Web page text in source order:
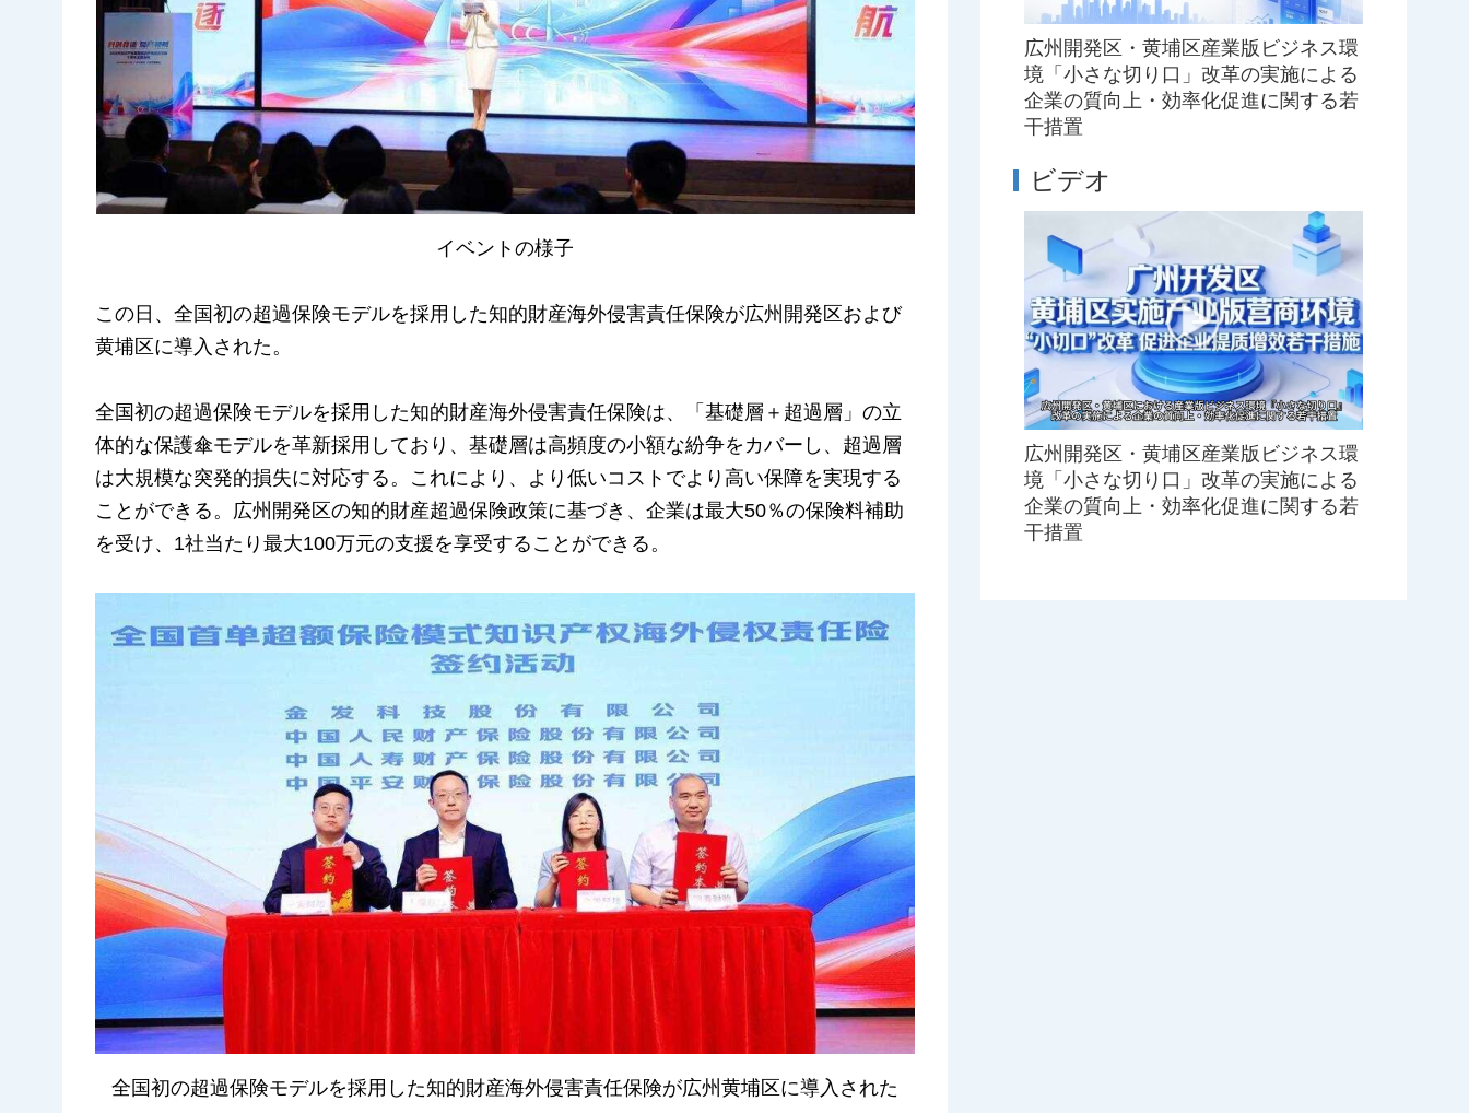
イベントの様子
この日、全国初の超過保険モデルを採用した知的財産海外侵害責任保険が広州開発区および
黄埔区に導入された。
全国初の超過保険モデルを採用した知的財産海外侵害責任保険は、「基礎層＋超過層」の立
体的な保護傘モデルを革新採用しており、基礎層は高頻度の小額な紛争をカバーし、超過層
は大規模な突発的損失に対応する。これにより、より低いコストでより高い保障を実現する
ことができる。広州開発区の知的財産超過保険政策に基づき、企業は最大50％の保険料補助
を受け、1社当たり最大100万元の支援を享受することができる。
全国初の超過保険モデルを採用した知的財産海外侵害責任保険が広州黄埔区に導入された
広州開発区・黄埔区産業版ビジネス環
境「小さな切り口」改革の実施による
企業の質向上・効率化促進に関する若
干措置
ビデオ
広州開発区・黄埔区産業版ビジネス環
境「小さな切り口」改革の実施による
企業の質向上・効率化促進に関する若
干措置